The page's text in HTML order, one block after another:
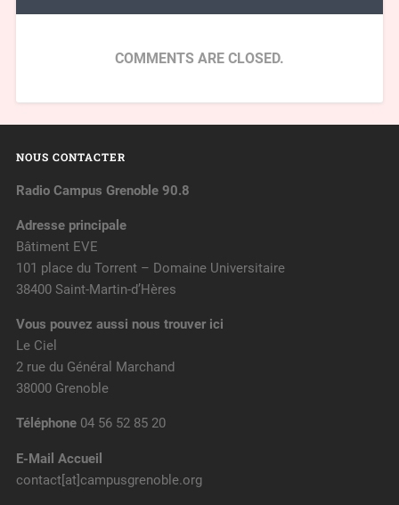
COMMENTS ARE CLOSED.
NOUS CONTACTER
Radio Campus Grenoble 90.8
Adresse principale
Bâtiment EVE
101 place du Torrent – Domaine Universitaire
38400 Saint-Martin-d’Hères
Vous pouvez aussi nous trouver ici
Le Ciel
2 rue du Général Marchand
38000 Grenoble
Téléphone04 56 52 85 20
E-Mail Accueil
contact[at]campusgrenoble.org